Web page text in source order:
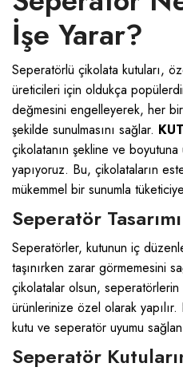
İşe Yarar?
Seperatörlü çikolata kutuları,
üreticileri için oldukça
değmesini engelleyerek, her
şekilde sunulmasını sağlar.
çikolatanın şekline ve
yapıyoruz. Bu, çikolataların
mükemmel bir sunumla
Seperatör
Seperatörler, kutunun iç
taşınırken zarar görmemesini
çikolatalar olsun, seperatörlerin
ürünlerinize özel olarak
kutu ve seperatör uyumu
Seperatör